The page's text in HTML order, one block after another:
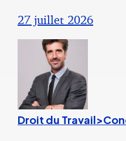
27 juillet 2026
Droit du